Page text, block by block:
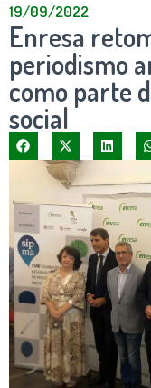
19/09/2022
Enresa
periodismo
como parte
social